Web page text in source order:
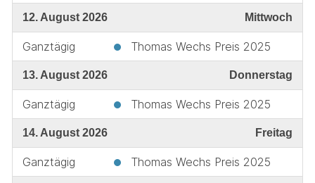
12. August 2026 Mittwoch
Ganztägig Thomas Wechs Preis 2025
13. August 2026 Donnerstag
Ganztägig Thomas Wechs Preis 2025
14. August 2026 Freitag
Ganztägig Thomas Wechs Preis 2025